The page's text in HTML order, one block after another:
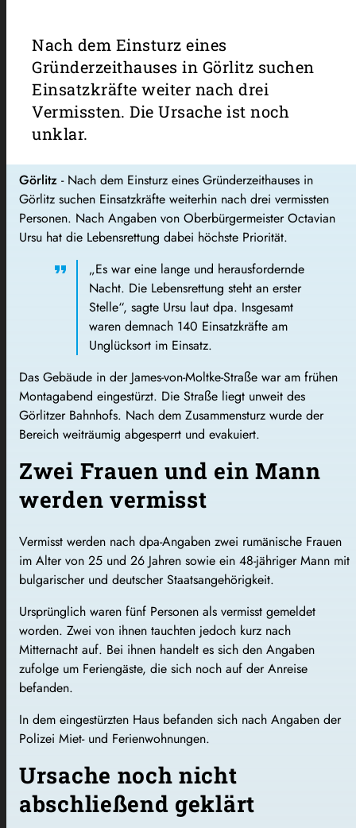
Nach dem Einsturz eines
Gründerzeithauses in Görlitz suchen
Einsatzkräfte weiter nach drei
Vermissten. Die Ursache ist noch
unklar.
Görlitz - Nach dem Einsturz eines Gründerzeithauses in
Görlitz suchen Einsatzkräfte weiterhin nach drei vermissten
Personen. Nach Angaben von Oberbürgermeister Octavian
Ursu hat die Lebensrettung dabei höchste Priorität.
„Es war eine lange und herausfordernde
Nacht. Die Lebensrettung steht an erster
Stelle“, sagte Ursu laut dpa. Insgesamt
waren demnach 140 Einsatzkräfte am
Unglücksort im Einsatz.
Das Gebäude in der James-von-Moltke-Straße war am frühen
Montagabend eingestürzt. Die Straße liegt unweit des
Görlitzer Bahnhofs. Nach dem Zusammensturz wurde der
Bereich weiträumig abgesperrt und evakuiert.
Zwei Frauen und ein Mann
werden vermisst
Vermisst werden nach dpa-Angaben zwei rumänische Frauen
im Alter von 25 und 26 Jahren sowie ein 48-jähriger Mann mit
bulgarischer und deutscher Staatsangehörigkeit.
Ursprünglich waren fünf Personen als vermisst gemeldet
worden. Zwei von ihnen tauchten jedoch kurz nach
Mitternacht auf. Bei ihnen handelt es sich den Angaben
zufolge um Feriengäste, die sich noch auf der Anreise
befanden.
In dem eingestürzten Haus befanden sich nach Angaben der
Polizei Miet- und Ferienwohnungen.
Ursache noch nicht
abschließend geklärt